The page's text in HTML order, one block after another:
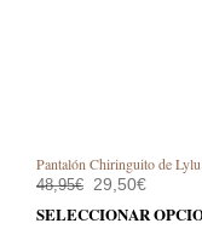
Pantalón Chiringuito de
48,95€ El
precio
original
29,50€El
actual
SELECCIONAR